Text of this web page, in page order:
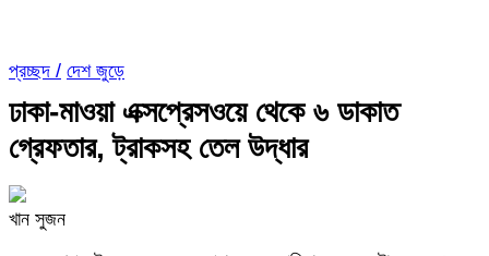
প্রচ্ছদ / দেশ জুড়ে
ঢাকা-মাওয়া এক্সপ্রেসওয়ে থেকে ৬ ডাকাত
গ্রেফতার, ট্রাকসহ তেল উদ্ধার
খান সুজন